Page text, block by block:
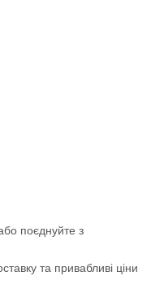
поєднуйте з
та привабливі ціни